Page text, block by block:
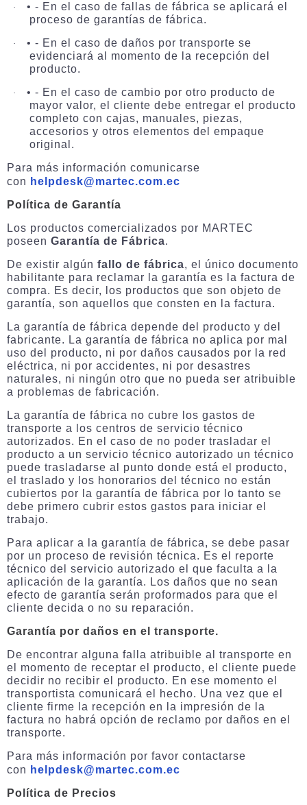
·
• - En el caso de fallas de fábrica se aplicará el
proceso de garantías de fábrica.
·
• - En el caso de daños por transporte se
evidenciará al momento de la recepción del
producto.
·
• - En el caso de cambio por otro producto de
mayor valor, el cliente debe entregar el producto
completo con cajas, manuales, piezas,
accesorios y otros elementos del empaque
original.
Para más información comunicarse
con helpdesk@martec.com.ec
Política de Garantía
Los productos comercializados por MARTEC
poseen Garantía de Fábrica.
De existir algún fallo de fábrica, el único documento
habilitante para reclamar la garantía es la factura de
compra. Es decir, los productos que son objeto de
garantía, son aquellos que consten en la factura.
La garantía de fábrica depende del producto y del
fabricante. La garantía de fábrica no aplica por mal
uso del producto, ni por daños causados por la red
eléctrica, ni por accidentes, ni por desastres
naturales, ni ningún otro que no pueda ser atribuible
a problemas de fabricación.
La garantía de fábrica no cubre los gastos de
transporte a los centros de servicio técnico
autorizados. En el caso de no poder trasladar el
producto a un servicio técnico autorizado un técnico
puede trasladarse al punto donde está el producto,
el traslado y los honorarios del técnico no están
cubiertos por la garantía de fábrica por lo tanto se
debe primero cubrir estos gastos para iniciar el
trabajo.
Para aplicar a la garantía de fábrica, se debe pasar
por un proceso de revisión técnica. Es el reporte
técnico del servicio autorizado el que faculta a la
aplicación de la garantía. Los daños que no sean
efecto de garantía serán proformados para que el
cliente decida o no su reparación.
Garantía por daños en el transporte.
De encontrar alguna falla atribuible al transporte en
el momento de receptar el producto, el cliente puede
decidir no recibir el producto. En ese momento el
transportista comunicará el hecho. Una vez que el
cliente firme la recepción en la impresión de la
factura no habrá opción de reclamo por daños en el
transporte.
Para más información por favor contactarse
con helpdesk@martec.com.ec
Política de Precios